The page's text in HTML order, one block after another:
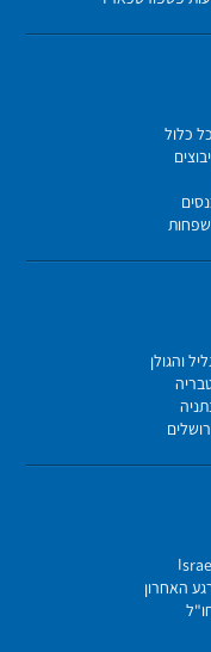
כלול
והגולן
האחרון